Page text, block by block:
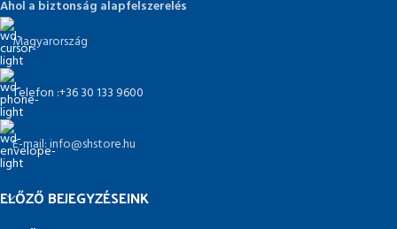
Ahol a biztonság alapfelszerelés
Magyarország
Telefon :+36 30 133 9600
E-mail: info@shstore.hu
ELŐZŐ BEJEGYZÉSEINK